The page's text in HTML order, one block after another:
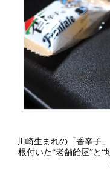
川崎生まれの「香辛子
根付いた“老舗飴屋”と“